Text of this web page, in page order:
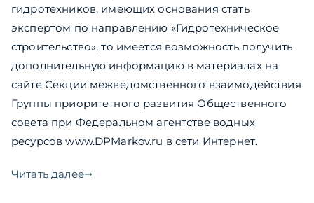
гидротехников, имеющих основания стать
экспертом по направлению «Гидротехническое
строительство», то имеется возможность получить
дополнительную информацию в материалах на
сайте Секции межведомственного взаимодействия
Группы приоритетного развития Общественного
совета при Федеральном агентстве водных
ресурсов www.DPMarkov.ru в сети Интернет.
Читать далее